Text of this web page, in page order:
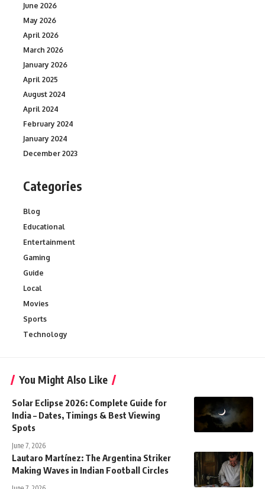
June 2026
May 2026
April 2026
March 2026
January 2026
April 2025
August 2024
April 2024
February 2024
January 2024
December 2023
Categories
Blog
Educational
Entertainment
Gaming
Guide
Local
Movies
Sports
Technology
You Might Also Like
Solar Eclipse 2026: Complete Guide for
India – Dates, Timings & Best Viewing
Spots
June 7, 2026
Lautaro Martínez: The Argentina Striker
Making Waves in Indian Football Circles